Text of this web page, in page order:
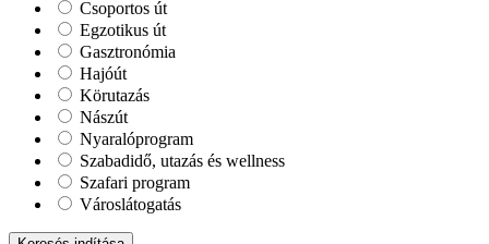
Csoportos út
Egzotikus út
Gasztronómia
Hajóút
Körutazás
Nászút
Nyaralóprogram
Szabadidő, utazás és wellness
Szafari program
Városlátogatás